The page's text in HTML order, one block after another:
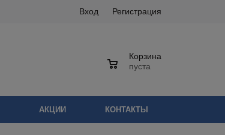
Вход Регистрация
Корзина
пуста
АКЦИИ КОНТАКТЫ